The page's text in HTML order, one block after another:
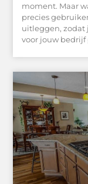
moment. Maar
precies
uitleggen, zodat
voor jouw bedrijf